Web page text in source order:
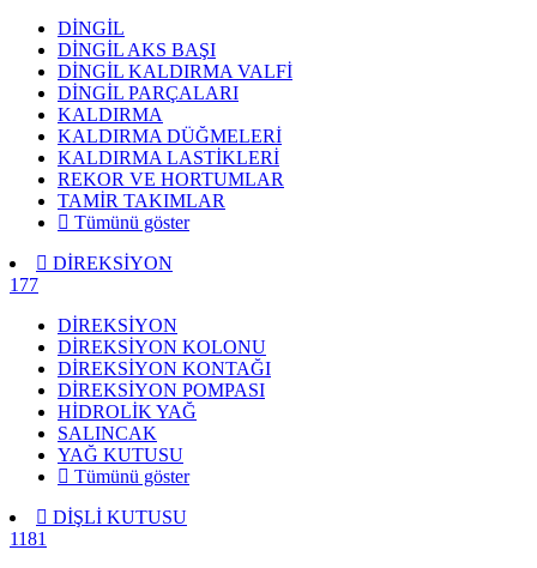
DİNGİL
DİNGİL AKS BAŞI
DİNGİL KALDIRMA VALFİ
DİNGİL PARÇALARI
KALDIRMA
KALDIRMA DÜĞMELERİ
KALDIRMA LASTİKLERİ
REKOR VE HORTUMLAR
TAMİR TAKIMLAR
Tümünü göster
DİREKSİYON
177
DİREKSİYON
DİREKSİYON KOLONU
DİREKSİYON KONTAĞI
DİREKSİYON POMPASI
HİDROLİK YAĞ
SALINCAK
YAĞ KUTUSU
Tümünü göster
DİŞLİ KUTUSU
1181